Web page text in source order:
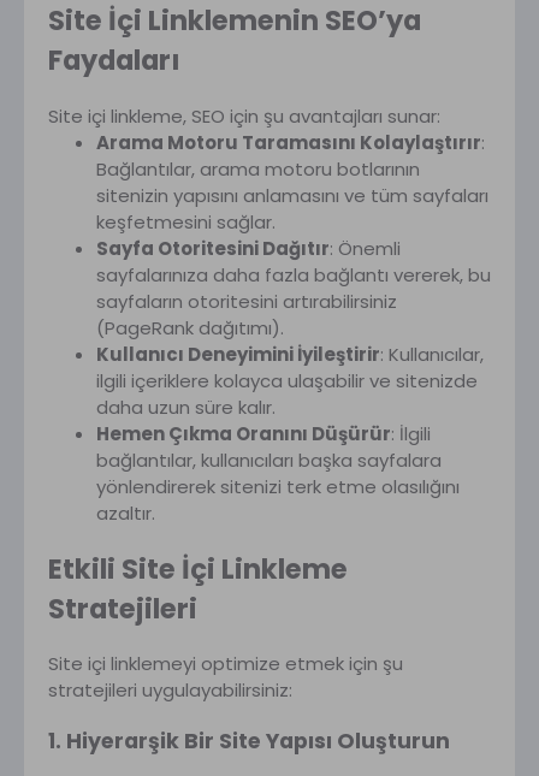
Site İçi Linklemenin SEO’ya
Faydaları
Site içi linkleme, SEO için şu avantajları sunar:
Arama Motoru Taramasını Kolaylaştırır:
Bağlantılar, arama motoru botlarının
sitenizin yapısını anlamasını ve tüm sayfaları
keşfetmesini sağlar.
Sayfa Otoritesini Dağıtır: Önemli
sayfalarınıza daha fazla bağlantı vererek, bu
sayfaların otoritesini artırabilirsiniz
(PageRank dağıtımı).
Kullanıcı Deneyimini İyileştirir: Kullanıcılar,
ilgili içeriklere kolayca ulaşabilir ve sitenizde
daha uzun süre kalır.
Hemen Çıkma Oranını Düşürür: İlgili
bağlantılar, kullanıcıları başka sayfalara
yönlendirerek sitenizi terk etme olasılığını
azaltır.
Etkili Site İçi Linkleme
Stratejileri
Site içi linklemeyi optimize etmek için şu
stratejileri uygulayabilirsiniz:
1. Hiyerarşik Bir Site Yapısı Oluşturun